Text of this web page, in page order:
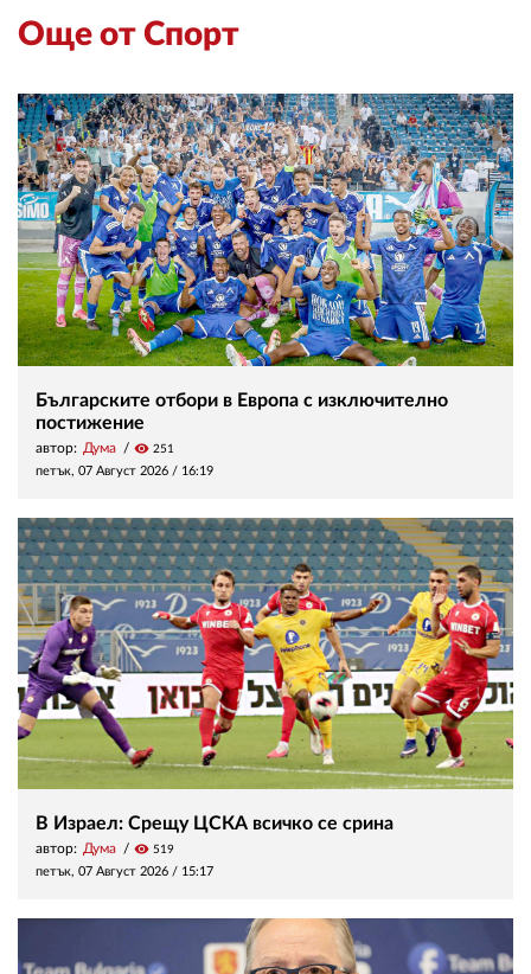
Още от Спорт
Българските отбори в Европа с изключително
постижение
автор: Дума visibility 251
петък, 07 Август 2026 / 16:19
В Израел: Срещу ЦСКА всичко се срина
автор: Дума visibility 519
петък, 07 Август 2026 / 15:17